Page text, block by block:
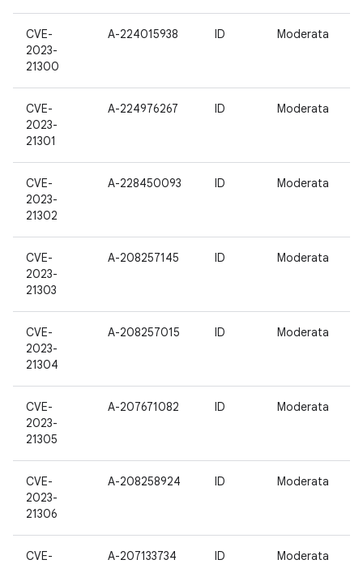
CVE-
2023-
21300
A-224015938 ID Moderata
CVE-
2023-
21301
A-224976267 ID Moderata
CVE-
2023-
21302
A-228450093 ID Moderata
CVE-
2023-
21303
A-208257145 ID Moderata
CVE-
2023-
21304
A-208257015 ID Moderata
CVE-
2023-
21305
A-207671082 ID Moderata
CVE-
2023-
21306
A-208258924 ID Moderata
CVE-
A-207133734 ID Moderata